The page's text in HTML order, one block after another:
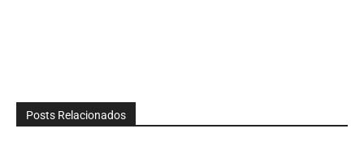
Posts Relacionados